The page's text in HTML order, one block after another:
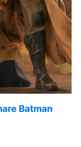
Batman